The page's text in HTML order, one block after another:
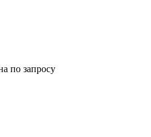
по запросу